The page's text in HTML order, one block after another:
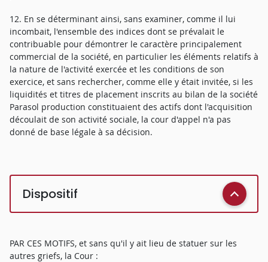
12. En se déterminant ainsi, sans examiner, comme il lui
incombait, l'ensemble des indices dont se prévalait le
contribuable pour démontrer le caractère principalement
commercial de la société, en particulier les éléments relatifs à
la nature de l'activité exercée et les conditions de son
exercice, et sans rechercher, comme elle y était invitée, si les
liquidités et titres de placement inscrits au bilan de la société
Parasol production constituaient des actifs dont l'acquisition
découlait de son activité sociale, la cour d'appel n'a pas
donné de base légale à sa décision.
Dispositif
PAR CES MOTIFS, et sans qu'il y ait lieu de statuer sur les
autres griefs, la Cour :